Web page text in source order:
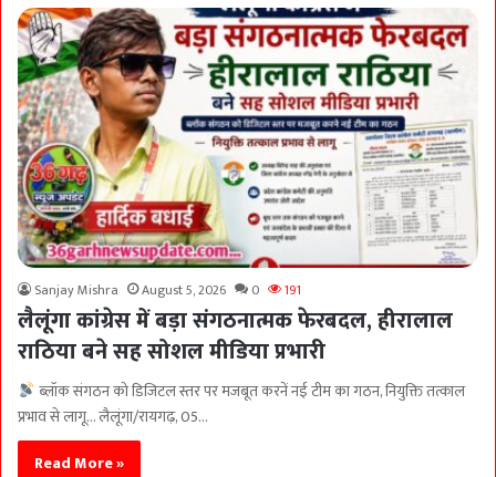
Sanjay Mishra August 5, 2026 0 191
लैलूंगा कांग्रेस में बड़ा संगठनात्मक फेरबदल, हीरालाल
राठिया बने सह सोशल मीडिया प्रभारी
ब्लॉक संगठन को डिजिटल स्तर पर मजबूत करनें नई टीम का गठन, नियुक्ति तत्काल
प्रभाव से लागू… लैलूंगा/रायगढ़, 05…
Read More »